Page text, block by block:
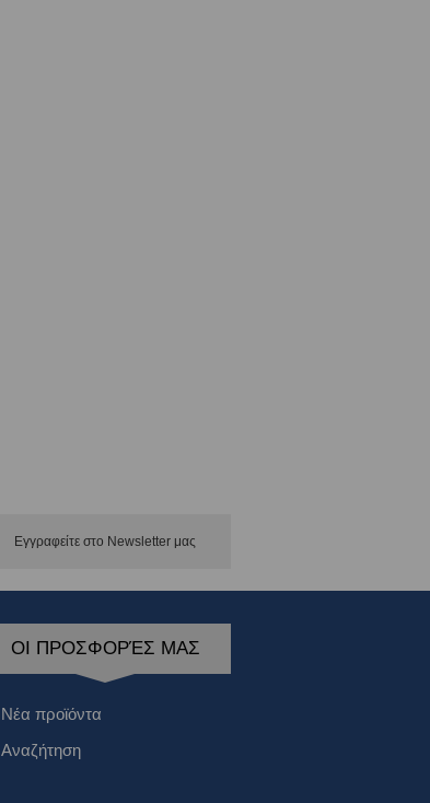
Εγγραφείτε στο Νewsletter μας
ΟΙ ΠΡΟΣΦΟΡΈΣ ΜΑΣ
Νέα προϊόντα
Αναζήτηση